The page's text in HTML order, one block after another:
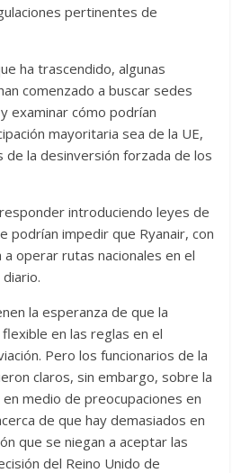
pertinentes de
ha trascendido, algunas
comenzado a buscar sedes
examinar cómo podrían
mayoritaria sea de la UE,
la desinversión forzada de los
introduciendo leyes de
podrían impedir que Ryanair, con
operar rutas nacionales en el
la esperanza de que la
en las reglas en el
Pero los funcionarios de la
claros, sin embargo, sobre la
medio de preocupaciones en
de que hay demasiados en
que se niegan a aceptar las
del Reino Unido de